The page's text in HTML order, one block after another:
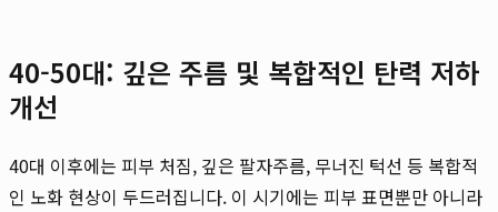
40-50대: 깊은 주름 및 복합적인 탄력 저하
개선
40대 이후에는 피부 처짐, 깊은 팔자주름, 무너진 턱선 등 복합적
인 노화 현상이 두드러집니다. 이 시기에는 피부 표면뿐만 아니라